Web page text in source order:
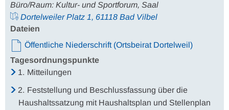
Büro/Raum: Kultur- und Sportforum, Saal
Dortelweiler Platz 1, 61118 Bad Vilbel
Dateien
Öffentliche Niederschrift (Ortsbeirat Dortelweil)
Tagesordnungspunkte
1. Mitteilungen
2. Feststellung und Beschlussfassung über die
Haushaltssatzung mit Haushaltsplan und Stellenplan